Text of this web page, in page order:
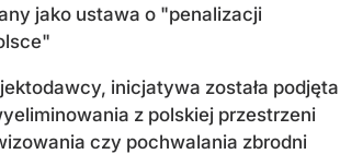
jako ustawa o "penalizacji
inicjatywa została podjęta
z polskiej przestrzeni
czy pochwalania zbrodni